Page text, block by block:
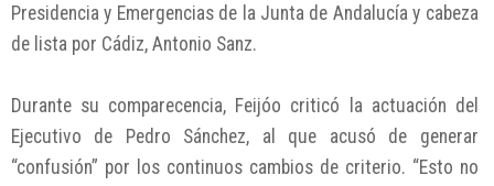
Presidencia y Emergencias de la Junta de Andalucía y cabeza
de lista por Cádiz, Antonio Sanz.
Durante su comparecencia, Feijóo criticó la actuación del
Ejecutivo de Pedro Sánchez, al que acusó de generar
“confusión” por los continuos cambios de criterio. “Esto no